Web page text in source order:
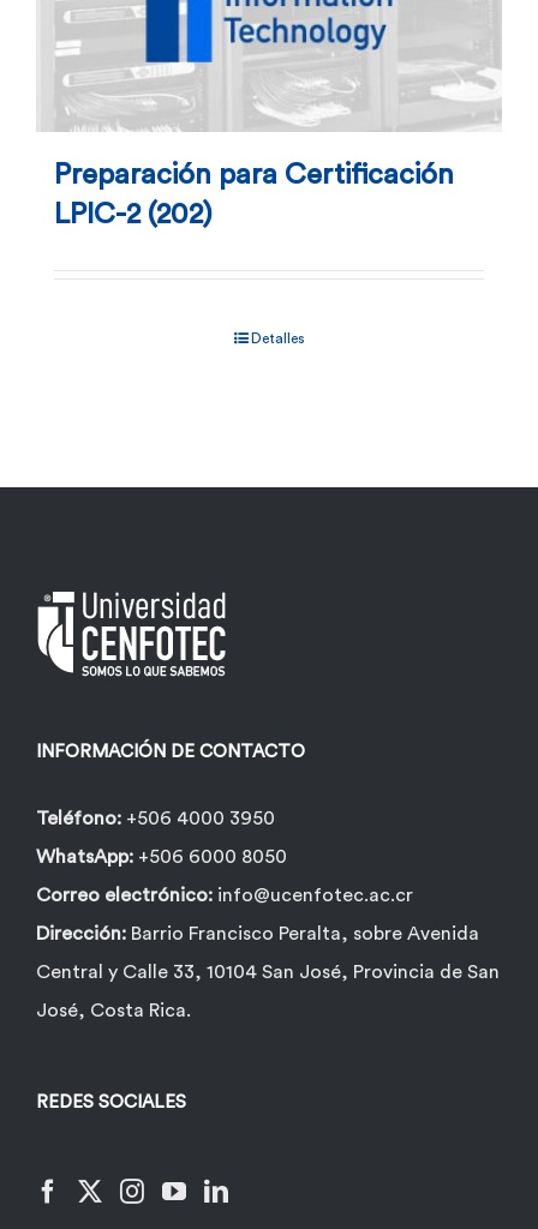
Preparación para Certificación
LPIC-2 (202)
Detalles
INFORMACIÓN DE CONTACTO
Teléfono: +506 4000 3950
WhatsApp: +506 6000 8050
Correo electrónico: info@ucenfotec.ac.cr
Dirección: Barrio Francisco Peralta, sobre Avenida
Central y Calle 33, 10104 San José, Provincia de San
José, Costa Rica.
REDES SOCIALES